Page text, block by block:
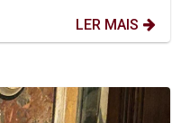
LER MAIS